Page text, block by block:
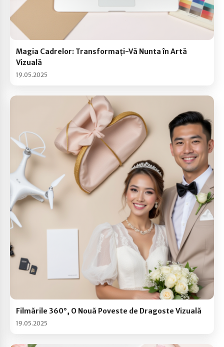
Magia Cadrelor: Transformați-Vă Nunta în Artă
Vizuală
19.05.2025
Filmările 360°, O Nouă Poveste de Dragoste Vizuală
19.05.2025